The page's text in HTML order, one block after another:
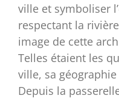
ville et symboliser
respectant la
image de cette
Telles étaient les
ville, sa
Depuis la